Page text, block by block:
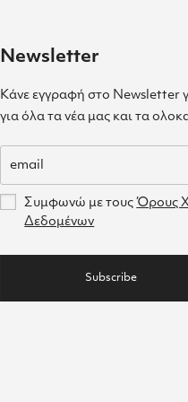
Newsletter
Κάνε εγγραφή στο Newsletter
για όλα τα νέα μας και τα
Συμφωνώ με τουςΌρους
Δεδομένων
Subscribe